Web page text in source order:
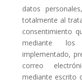
datos
totalmente al
consentimiento
mediante los
implementado,
correo
mediante escrito